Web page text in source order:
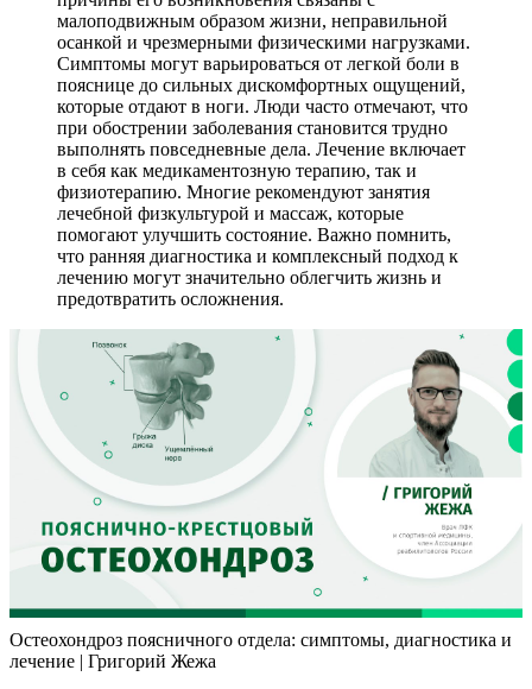
малоподвижным образом жизни, неправильной
осанкой и чрезмерными физическими нагрузками.
Симптомы могут варьироваться от легкой боли в
пояснице до сильных дискомфортных ощущений,
которые отдают в ноги. Люди часто отмечают, что
при обострении заболевания становится трудно
выполнять повседневные дела. Лечение включает
в себя как медикаментозную терапию, так и
физиотерапию. Многие рекомендуют занятия
лечебной физкультурой и массаж, которые
помогают улучшить состояние. Важно помнить,
что ранняя диагностика и комплексный подход к
лечению могут значительно облегчить жизнь и
предотвратить осложнения.
Остеохондроз поясничного отдела: симптомы, диагностика и
лечение | Григорий Жежа